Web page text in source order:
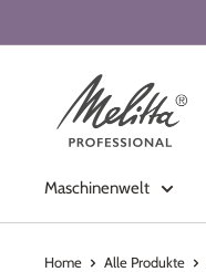
zum
Melitta
Professional
Shop
Maschinenwelt
Home Alle Produkte